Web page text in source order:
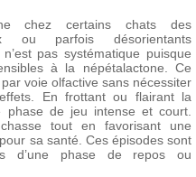
chez certains chats des
ou parfois désorientants
pas systématique puisque
à la népétalactone. Ce
voie olfactive sans nécessiter
En frottant ou flairant la
phase de jeu intense et court.
tout en favorisant une
sa santé. Ces épisodes sont
d’une phase de repos ou